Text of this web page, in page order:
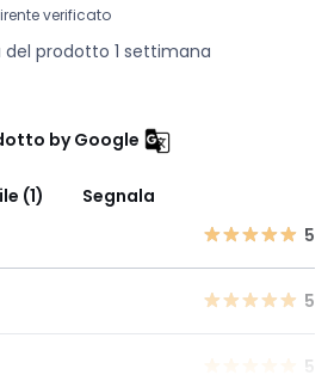
verificato
prodotto 1 settimana
by Google
(1)
Segnala
5
5
5